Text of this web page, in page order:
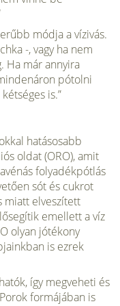
módja a vízivás.
-, vagy ha nem
Ha már annyira
pótolni
is.”
hatásosabb
oldat (ORO), amit
folyadékpótlás
sót és cukrot
miatt elveszített
emellett a víz
olyan jótékony
is ezrek
így megveheti és
formájában is